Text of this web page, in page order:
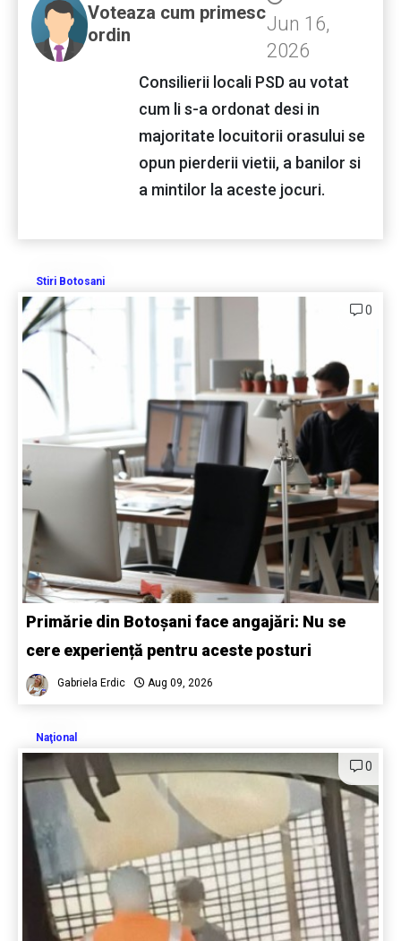
Voteaza cum primesc
ordin
Jun 16,
2026
Consilierii locali PSD au votat
cum li s-a ordonat desi in
majoritate locuitorii orasului se
opun pierderii vietii, a banilor si
a mintilor la aceste jocuri.
Stiri Botosani
0
Primărie din Botoșani face angajări: Nu se
cere experiență pentru aceste posturi
Gabriela Erdic Aug 09, 2026
Naţional
0